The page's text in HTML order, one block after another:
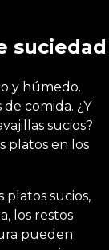
suciedad
y húmedo.
comida. ¿Y
sucios?
platos en los
platos sucios,
los restos
pueden